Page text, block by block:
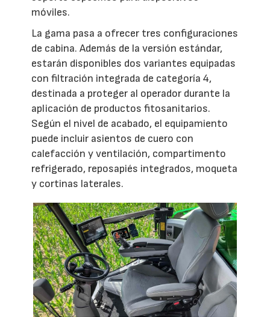
móviles.
La gama pasa a ofrecer tres configuraciones
de cabina. Además de la versión estándar,
estarán disponibles dos variantes equipadas
con filtración integrada de categoría 4,
destinada a proteger al operador durante la
aplicación de productos fitosanitarios.
Según el nivel de acabado, el equipamiento
puede incluir asientos de cuero con
calefacción y ventilación, compartimento
refrigerado, reposapiés integrados, moqueta
y cortinas laterales.